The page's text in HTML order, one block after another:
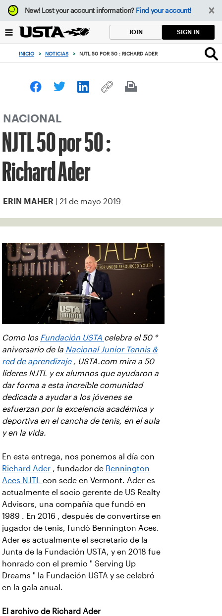
Enfoque
desde
botón
volver
principio
New!Lost your account information? Find your account!
JOIN SIGN IN
INICIO > NOTICIAS > NJTL 50 POR 50 : RICHARD ADER
NACIONAL
NJTL 50 por 50 :
Richard Ader
ERIN MAHER | 21 de mayo 2019
Como los Fundación USTA celebra el 50 °
aniversario de la Nacional Junior Tennis &
red de aprendizaje , USTA.com mira a 50
líderes NJTL y ex alumnos que ayudaron a
dar forma a esta increíble comunidad
dedicada a ayudar a los jóvenes se
esfuerzan por la excelencia académica y
deportiva en el cancha de tenis, en el aula
y en la vida.
En esta entrega, nos ponemos al día con
Richard Ader , fundador de Bennington
Aces NJTL con sede en Vermont. Ader es
actualmente el socio gerente de US Realty
Advisors, una compañía que fundó en
1989 . En 2016 , después de convertirse en
jugador de tenis, fundó Bennington Aces.
Ader es actualmente el secretario de la
Junta de la Fundación USTA, y en 2018 fue
honrado con el premio " Serving Up
Dreams " la Fundación USTA y se celebró
en la gala anual.
El archivo de Richard Ader